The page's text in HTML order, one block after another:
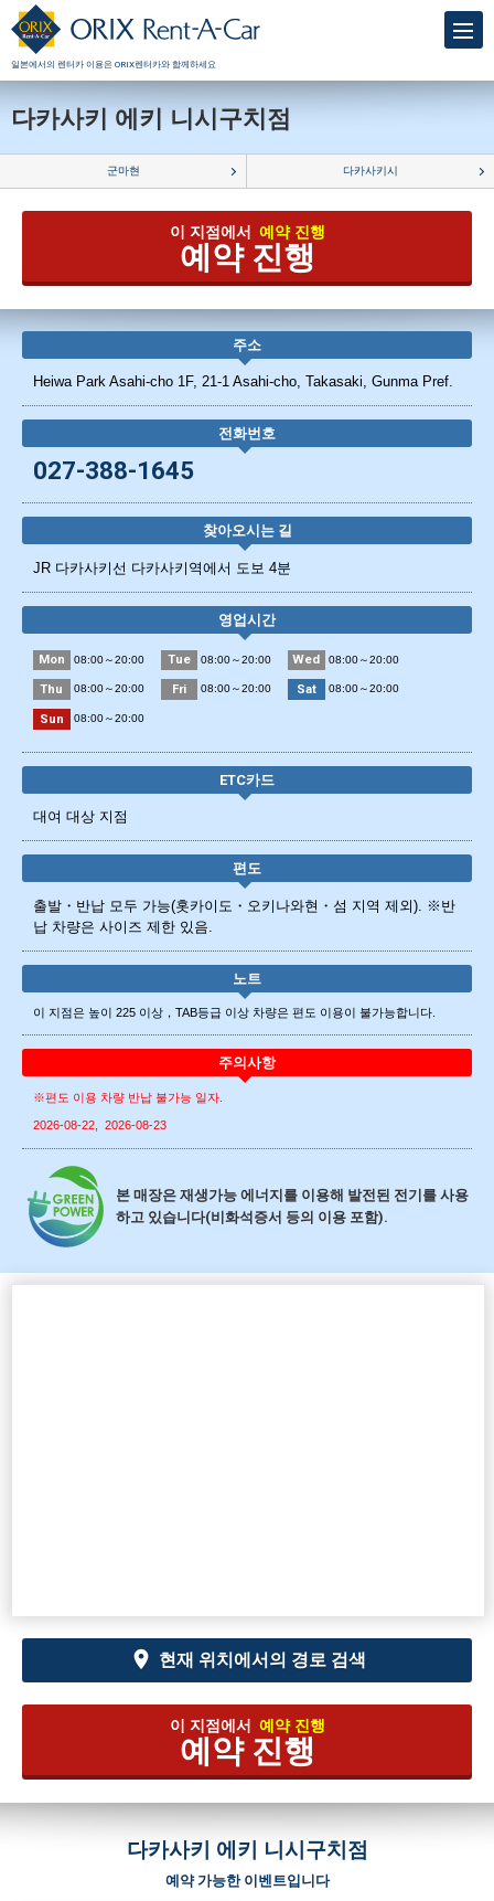
일본에서의 렌터카 이용은 ORIX렌터카와 함께하세요
다카사키 에키 니시구치점
군마현 다카사키시
이 지점에서 예약 진행
예약 진행
주소
Heiwa Park Asahi-cho 1F, 21-1 Asahi-cho, Takasaki, Gunma Pref.
전화번호
027-388-1645
찾아오시는 길
JR 다카사키선 다카사키역에서 도보 4분
영업시간
Mon 08:00～20:00 Tue 08:00～20:00 Wed 08:00～20:00
Thu 08:00～20:00 Fri 08:00～20:00 Sat 08:00～20:00
Sun 08:00～20:00
ETC카드
대여 대상 지점
편도
출발・반납 모두 가능(홋카이도・오키나와현・섬 지역 제외). ※반
납 차량은 사이즈 제한 있음.
노트
이 지점은 높이 225 이상，TAB등급 이상 차량은 편도 이용이 불가능합니다.
주의사항
※편도 이용 차량 반납 불가능 일자.
2026-08-22 2026-08-23
본 매장은 재생가능 에너지를 이용해 발전된 전기를 사용
하고 있습니다(비화석증서 등의 이용 포함).
현재 위치에서의 경로 검색
이 지점에서 예약 진행
예약 진행
다카사키 에키 니시구치점
예약 가능한 이벤트입니다